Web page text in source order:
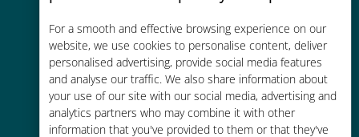
For a smooth and effective browsing experience on our
website, we use cookies to personalise content, deliver
personalised advertising, provide social media features
and analyse our traffic. We also share information about
your use of our site with our social media, advertising and
analytics partners who may combine it with other
information that you've provided to them or that they've
お客様が普段お使いのキャリアでロ
ーミングサービスを使った場合に比
べて最大で90％の節約が可能です。